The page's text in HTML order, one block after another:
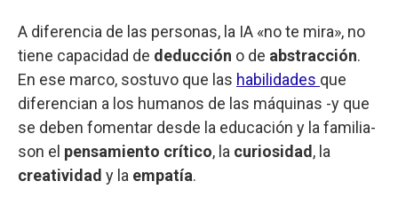
A diferencia de las personas, la IA «no te mira», no
tiene capacidad de deducción o de abstracción.
En ese marco, sostuvo que las habilidades que
diferencian a los humanos de las máquinas -y que
se deben fomentar desde la educación y la familia-
son el pensamiento crítico, la curiosidad , la
creatividad y la empatía.